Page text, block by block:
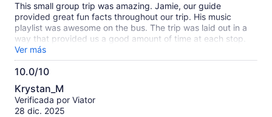
This small group trip was amazing. Jamie, our guide
provided great fun facts throughout our trip. His music
playlist was awesome on the bus. The trip was laid out in a
way that provided us a good amount of time at each stop.
The views were spectacular. Highly recommend.
Ver más
10.0/10
10.0
de
10
Krystan_M
Verificada por Viator
28 dic. 2025